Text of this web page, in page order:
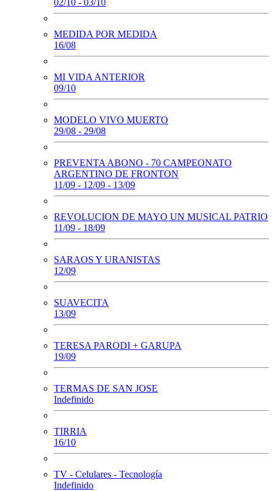
02/10 - 03/10
MEDIDA POR MEDIDA
16/08
MI VIDA ANTERIOR
09/10
MODELO VIVO MUERTO
29/08 - 29/08
PREVENTA ABONO - 70 CAMPEONATO
ARGENTINO DE FRONTON
11/09 - 12/09 - 13/09
REVOLUCION DE MAYO UN MUSICAL PATRIO
11/09 - 18/09
SARAOS Y URANISTAS
12/09
SUAVECITA
13/09
TERESA PARODI + GARUPA
19/09
TERMAS DE SAN JOSE
Indefinido
TIRRIA
16/10
TV - Celulares - Tecnología
Indefinido